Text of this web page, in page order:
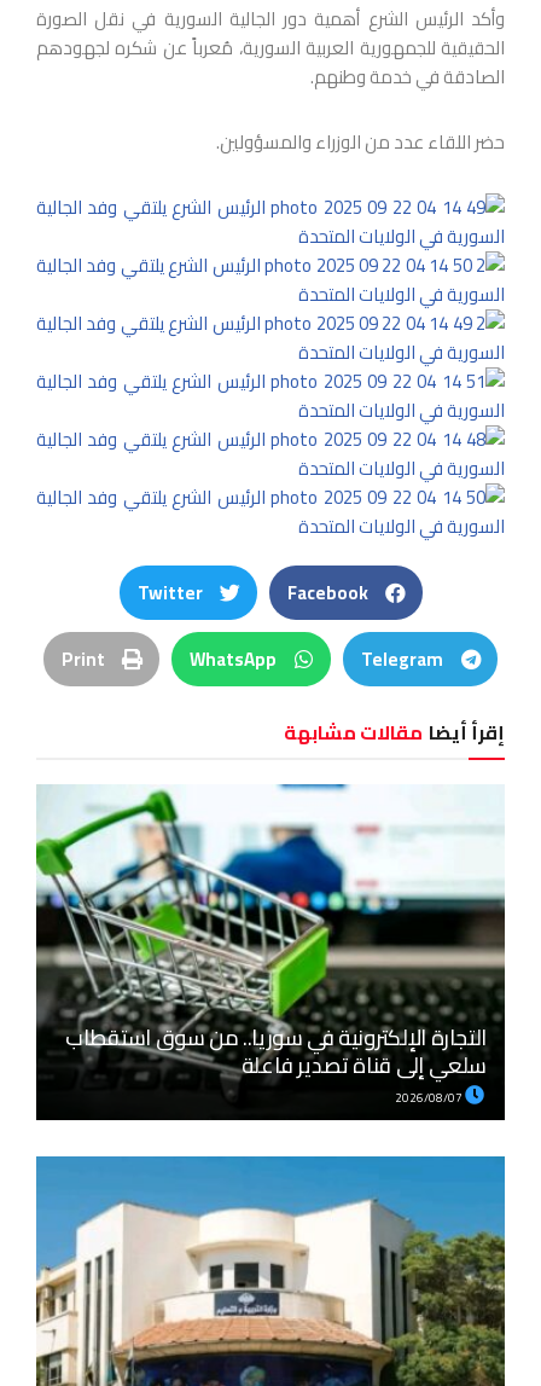
وأكد الرئيس الشرع أهمية دور الجالية السورية في نقل الصورة
الحقيقية للجمهورية العربية السورية، مُعرباً عن شكره لجهودهم
الصادقة في خدمة وطنهم.
حضر اللقاء عدد من الوزراء والمسؤولين.
Facebook
Twitter
Telegram
WhatsApp
Print
إقرأ أيضا مقالات مشابهة
التجارة الإلكترونية في سوريا.. من سوق استقطاب
سلعي إلى قناة تصدير فاعلة